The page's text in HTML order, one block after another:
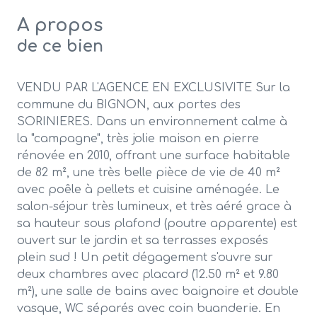
A propos
de ce bien
VENDU PAR L'AGENCE EN EXCLUSIVITE Sur la
commune du BIGNON, aux portes des
SORINIERES. Dans un environnement calme à
la "campagne", très jolie maison en pierre
rénovée en 2010, offrant une surface habitable
de 82 m², une très belle pièce de vie de 40 m²
avec poêle à pellets et cuisine aménagée. Le
salon-séjour très lumineux, et très aéré grace à
sa hauteur sous plafond (poutre apparente) est
ouvert sur le jardin et sa terrasses exposés
plein sud ! Un petit dégagement s'ouvre sur
deux chambres avec placard (12.50 m² et 9.80
m²), une salle de bains avec baignoire et double
vasque, WC séparés avec coin buanderie. En